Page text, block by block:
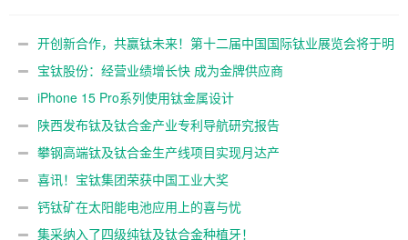
开创新合作，共赢钛未来！第十二届中国国际钛业展览会将于明
年5月在苏州举办
宝钛股份：经营业绩增长快 成为金牌供应商
iPhone 15 Pro系列使用钛金属设计
陕西发布钛及钛合金产业专利导航研究报告
攀钢高端钛及钛合金生产线项目实现月达产
喜讯！宝钛集团荣获中国工业大奖
钙钛矿在太阳能电池应用上的喜与忧
集采纳入了四级纯钛及钛合金种植牙！